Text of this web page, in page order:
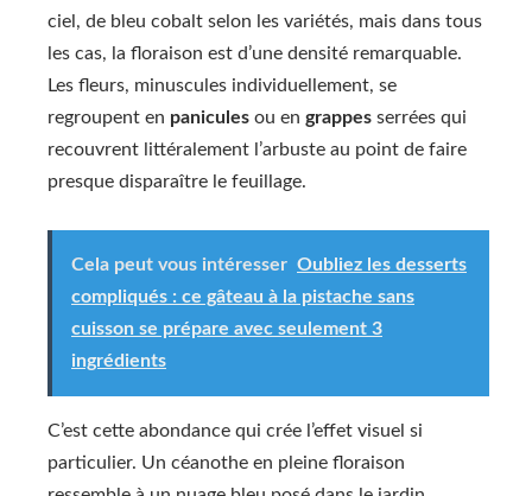
ciel, de bleu cobalt selon les variétés, mais dans tous
les cas, la floraison est d’une densité remarquable.
Les fleurs, minuscules individuellement, se
regroupent en panicules ou en grappes serrées qui
recouvrent littéralement l’arbuste au point de faire
presque disparaître le feuillage.
Cela peut vous intéresser Oubliez les desserts
compliqués : ce gâteau à la pistache sans
cuisson se prépare avec seulement 3
ingrédients
C’est cette abondance qui crée l’effet visuel si
particulier. Un céanothe en pleine floraison